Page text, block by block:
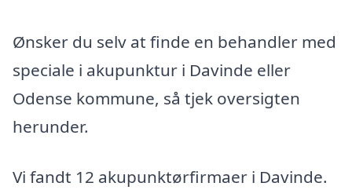
Ønsker du selv at finde en behandler med
speciale i akupunktur i Davinde eller
Odense kommune, så tjek oversigten
herunder.
Vi fandt 12 akupunktørfirmaer i Davinde.